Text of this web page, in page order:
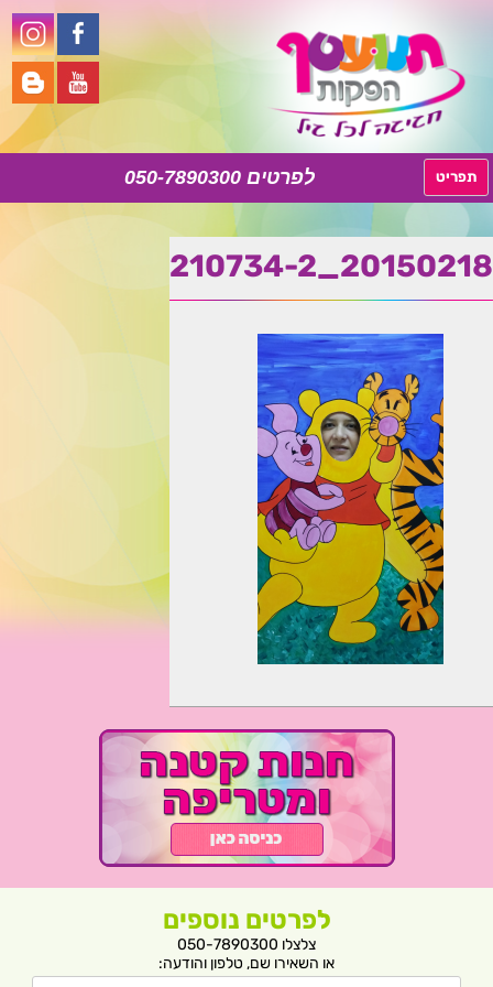
050-7890300 תפריט
לתוכן
20150218_210734-2
לפרטים נוספים
צלצלו 050-7890300
או השאירו שם, טלפון והודעה: